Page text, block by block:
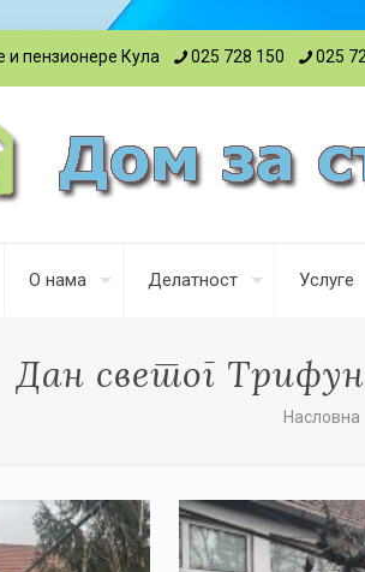
и пензионере Кула 025 728 150 025
О нама Делатност Услуге
Дан светог
Насловна